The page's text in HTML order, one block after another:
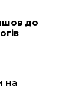
до
на